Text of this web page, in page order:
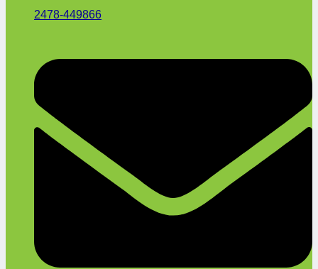
2478-449866